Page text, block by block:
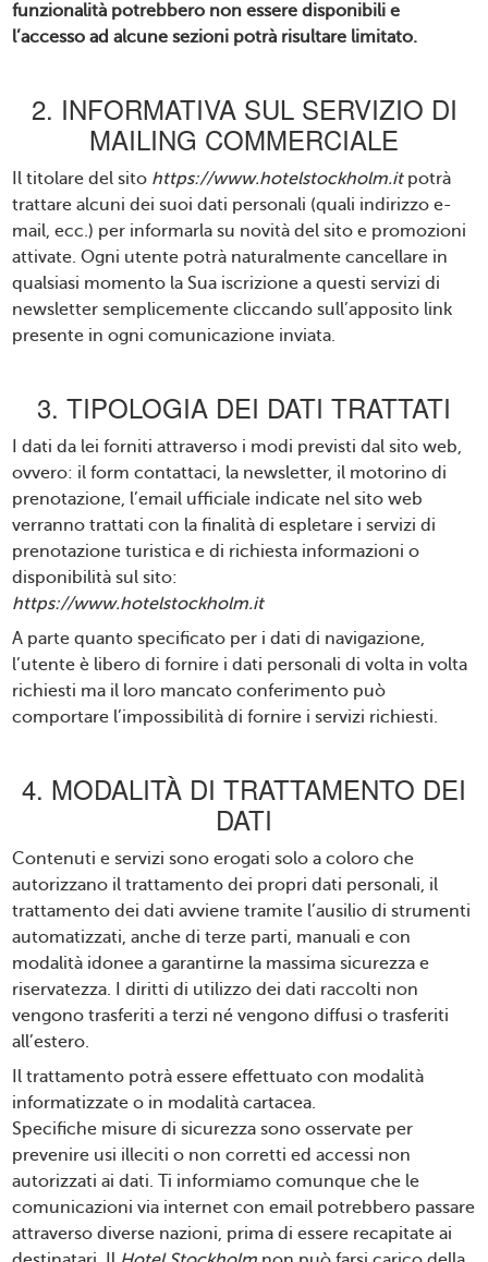
funzionalità potrebbero non essere disponibili e
l’accesso ad alcune sezioni potrà risultare limitato.
2. INFORMATIVA SUL SERVIZIO DI
MAILING COMMERCIALE
Il titolare del sito https://www.hotelstockholm.itpotrà
trattare alcuni dei suoi dati personali (quali indirizzo e-
mail, ecc.) per informarla su novità del sito e promozioni
attivate. Ogni utente potrà naturalmente cancellare in
qualsiasi momento la Sua iscrizione a questi servizi di
newsletter semplicemente cliccando sull’apposito link
presente in ogni comunicazione inviata.
3. TIPOLOGIA DEI DATI TRATTATI
I dati da lei forniti attraverso i modi previsti dal sito web,
ovvero: il form contattaci, la newsletter, il motorino di
prenotazione, l’email ufficiale indicate nel sito web
verranno trattati con la finalità di espletare i servizi di
prenotazione turistica e di richiesta informazioni o
disponibilità sul sito:
https://www.hotelstockholm.it
A parte quanto specificato per i dati di navigazione,
l’utente è libero di fornire i dati personali di volta in volta
richiesti ma il loro mancato conferimento può
comportare l’impossibilità di fornire i servizi richiesti.
4. MODALITÀ DI TRATTAMENTO DEI
DATI
Contenuti e servizi sono erogati solo a coloro che
autorizzano il trattamento dei propri dati personali, il
trattamento dei dati avviene tramite l’ausilio di strumenti
automatizzati, anche di terze parti, manuali e con
modalità idonee a garantirne la massima sicurezza e
riservatezza. I diritti di utilizzo dei dati raccolti non
vengono trasferiti a terzi né vengono diffusi o trasferiti
all’estero.
Il trattamento potrà essere effettuato con modalità
informatizzate o in modalità cartacea.
Specifiche misure di sicurezza sono osservate per
prevenire usi illeciti o non corretti ed accessi non
autorizzati ai dati. Ti informiamo comunque che le
comunicazioni via internet con email potrebbero passare
attraverso diverse nazioni, prima di essere recapitate ai